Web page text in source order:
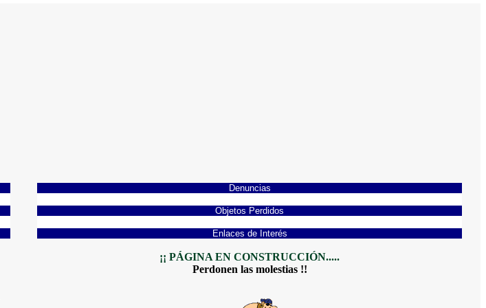
Denuncias
Objetos Perdidos
Enlaces de Interés
¡¡ PÁGINA EN CONSTRUCCIÓN.....
Perdonen las molestias !!